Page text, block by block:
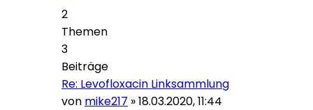
2
Themen
3
Beiträge
Re: Levofloxacin Linksammlung
von mike217 »18.03.2020, 11:44